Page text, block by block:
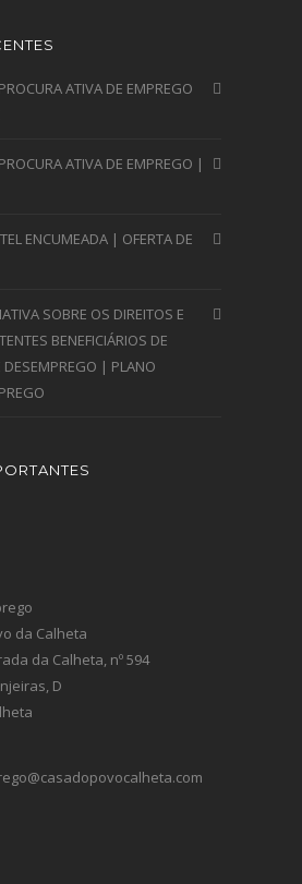
ATIVA DE EMPREGO
ATIVA DE EMPREGO |
ENCUMEADA | OFERTA DE
SOBRE OS DIREITOS E
BENEFICIÁRIOS DE
DESEMPREGO | PLANO
da Calheta
da Calheta, nº 594
D